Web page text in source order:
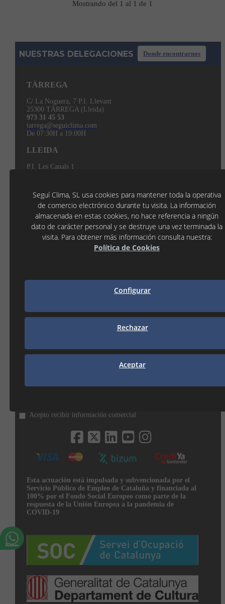
Mostrando del 1 al 1 de 1
NUESTRAS DELEGACIONES Donde encontrarnos
TÀRREGA
C/ La Noguera, 7 P.I. Llevant
25300 TÀRREGA (Lleida)
973 31 45 53
tarrega@seguiclima.com
De 07:30H a 19:00H
LLEIDA
P.I. Les Canals 1
lleida@seguiclima.com
De 07:30h a 18:30h
MANRESA
cambrils@seguiclima.com
SUSCRÍBETE A NUESTRO NEWSLETTER
Suscríbeme
Acepto recibir información comercial
Esta actuación está impulsada y subvencionada por el
Servicio Público de Empleo de Cataluña y financiada al
100% por el Fondo Social Europeo como parte de la
respuesta de la Unión Europea a la pandemia de
COVID-19
Seguí Clima, SL usa cookies para mantener toda la operativa
de comercio electrónico durante tu visita. La información
almacenada en estas cookies, no hace referencia a ningún
dato de carácter personal y se destruye una vez terminada la
visita. Para obtener más información consulta nuestra:
Política de Cookies
Configurar
Rechazar
Aceptar